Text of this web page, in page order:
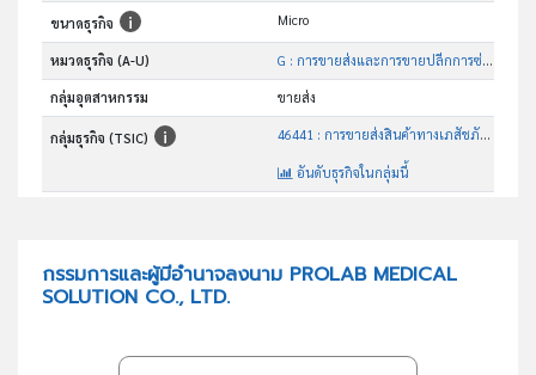
ขนาดธุรกิจ Micro
หมวดธุรกิจ (A-U) G : การขายส่งและการขายปลีกการซ่อมยานยนต์และ จักรยานยนต์
กลุ่มอุตสาหกรรม ขายส่ง
กลุ่มธุรกิจ (TSIC) 46441 : การขายส่งสินค้าทางเภสัชภัณฑ์และทางการแพทย์
อันดับธุรกิจในกลุ่มนี้
กรรมการและผู้มีอำนาจลงนาม PROLAB MEDICAL
SOLUTION CO., LTD.